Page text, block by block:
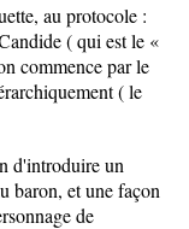
au protocole :
( qui est le «
commence par le
( le
d'introduire un
baron, et une façon
de